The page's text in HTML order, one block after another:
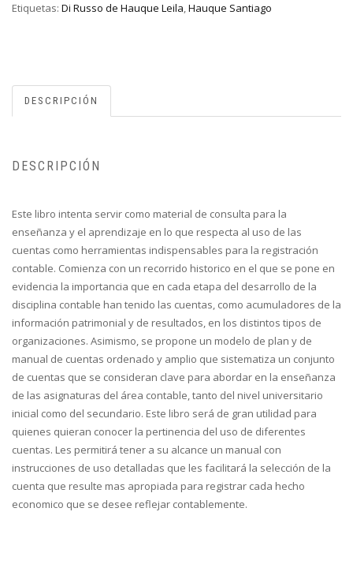
Etiquetas: Di Russo de Hauque Leila,Hauque Santiago
DESCRIPCIÓN
DESCRIPCIÓN
Este libro intenta servir como material de consulta para la
enseñanza y el aprendizaje en lo que respecta al uso de las
cuentas como herramientas indispensables para la registración
contable. Comienza con un recorrido historico en el que se pone en
evidencia la importancia que en cada etapa del desarrollo de la
disciplina contable han tenido las cuentas, como acumuladores de la
información patrimonial y de resultados, en los distintos tipos de
organizaciones. Asimismo, se propone un modelo de plan y de
manual de cuentas ordenado y amplio que sistematiza un conjunto
de cuentas que se consideran clave para abordar en la enseñanza
de las asignaturas del área contable, tanto del nivel universitario
inicial como del secundario. Este libro será de gran utilidad para
quienes quieran conocer la pertinencia del uso de diferentes
cuentas. Les permitirá tener a su alcance un manual con
instrucciones de uso detalladas que les facilitará la selección de la
cuenta que resulte mas apropiada para registrar cada hecho
economico que se desee reflejar contablemente.